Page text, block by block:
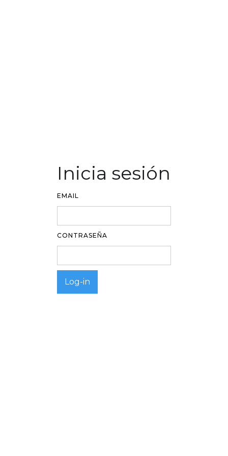
Inicia sesión
EMAIL
CONTRASEÑA